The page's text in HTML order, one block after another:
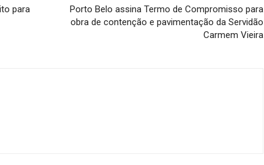
para
Porto Belo assina Termo de Compromisso para
obra de contenção e pavimentação da Servidão
Carmem Vieira